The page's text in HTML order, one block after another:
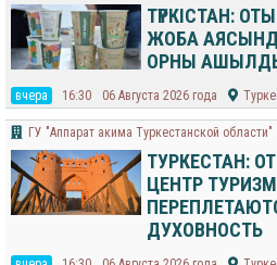
ТҮРКІСТАН:
ЖОБА
ОРНЫ
вчера 16:30 06 Августа 2026 года
ГУ "Аппарат акима Туркестанской области"
ТУРКЕСТАН:
ЦЕНТР
ДУХОВНОСТЬ